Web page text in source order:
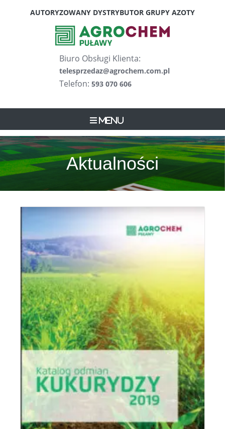
AUTORYZOWANY DYSTRYBUTOR GRUPY AZOTY
Biuro Obsługi Klienta:
telesprzedaz@agrochem.com.pl
Telefon: 593 070 606
Menu
Aktualności